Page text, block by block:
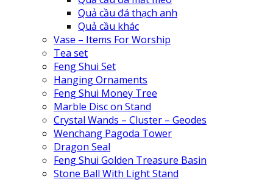
Quả cầu đá thạch anh
Quả cầu khác
Vase – Items For Worship
Tea set
Feng Shui Set
Hanging Ornaments
Feng Shui Money Tree
Marble Disc on Stand
Crystal Wands – Cluster – Geodes
Wenchang Pagoda Tower
Dragon Seal
Feng Shui Golden Treasure Basin
Stone Ball With Light Stand